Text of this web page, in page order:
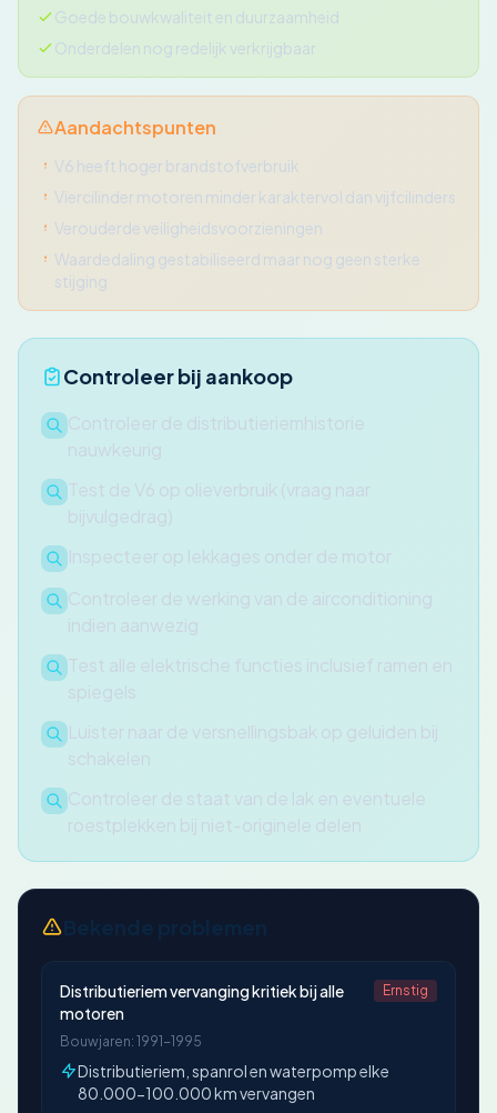
Goede bouwkwaliteit en duurzaamheid
Onderdelen nog redelijk verkrijgbaar
Aandachtspunten
V6 heeft hoger brandstofverbruik
Viercilinder motoren minder karaktervol dan vijfcilinders
Verouderde veiligheidsvoorzieningen
Waardedaling gestabiliseerd maar nog geen sterke
stijging
Controleer bij aankoop
Controleer de distributieriemhistorie
nauwkeurig
Test de V6 op olieverbruik (vraag naar
bijvulgedrag)
Inspecteer op lekkages onder de motor
Controleer de werking van de airconditioning
indien aanwezig
Test alle elektrische functies inclusief ramen en
spiegels
Luister naar de versnellingsbak op geluiden bij
schakelen
Controleer de staat van de lak en eventuele
roestplekken bij niet-originele delen
Distributieriem vervanging kritiek bij alle
motoren
Ernstig
Bouwjaren: 1991-1995
Distributieriem, spanrol en waterpomp elke
80.000-100.000 km vervangen